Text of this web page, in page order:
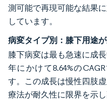
測可能で再現可能な結果
しています。
病変タイプ別：膝下用途
膝下病変は最も急速に成
年にかけて8.64%の
す。この成長は慢性四肢
療法が耐久性に限界を示